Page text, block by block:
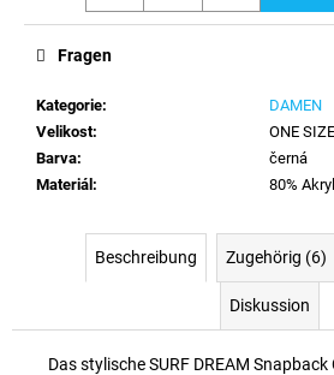
Kategorie:
DAMEN
Velikost:
ONE SIZE
Barva:
černá
Materiál: 80%
Fragen
Beschreibung Zugehörig (6)
Diskussion
Das stylische SURF DREAM